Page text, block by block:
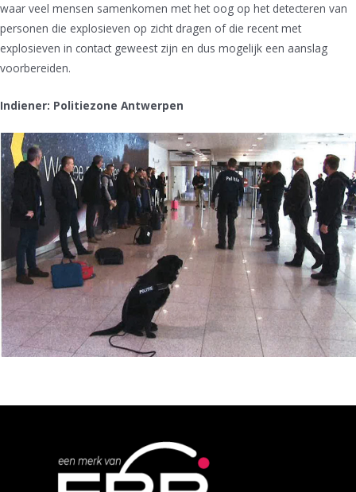
waar veel mensen samenkomen met het oog op het detecteren van
personen die explosieven op zicht dragen of die recent met
explosieven in contact geweest zijn en dus mogelijk een aanslag
voorbereiden.
Indiener: Politiezone Antwerpen